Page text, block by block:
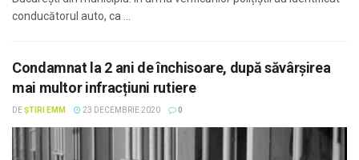
conducătorul auto, ca ...
Condamnat la 2 ani de închisoare, după săvârșirea
mai multor infracțiuni rutiere
DEȘTIRI EMM 23 DECEMBRIE 2020 0